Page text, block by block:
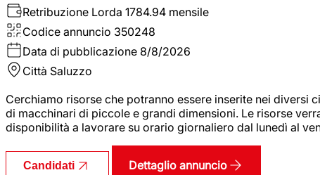
Retribuzione Lorda 1784.94 mensile
Codice annuncio 350248
Data di pubblicazione 8/8/2026
Città Saluzzo
Cerchiamo risorse che potranno essere inserite nei
di macchinari di piccole e grandi dimensioni. Le risorse
disponibilità a lavorare su orario giornaliero dal lunedì al
Candidati Dettaglio annuncio